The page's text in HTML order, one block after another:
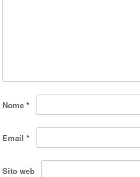
Nome*
Email*
Sito web